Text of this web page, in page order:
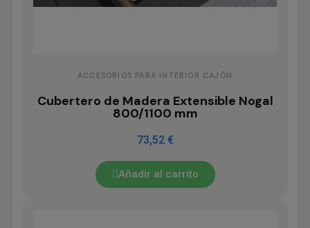
ACCESORIOS PARA INTERIOR CAJÓN
Cubertero de Madera Extensible Nogal
800/1100 mm
73,52 €
Añadir al carrito